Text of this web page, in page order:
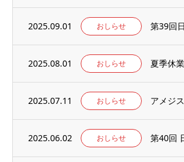
2025.09.01 おしらせ
2025.08.01 おしらせ 夏季休
2025.07.11 おしらせ
2025.06.02 おしらせ